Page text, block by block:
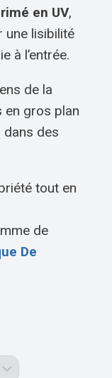
en UV,
une lisibilité
à l’entrée.
de la
en gros plan
dans des
tout en
de
De